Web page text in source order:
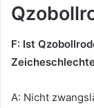
F: Ist
A: Nicht